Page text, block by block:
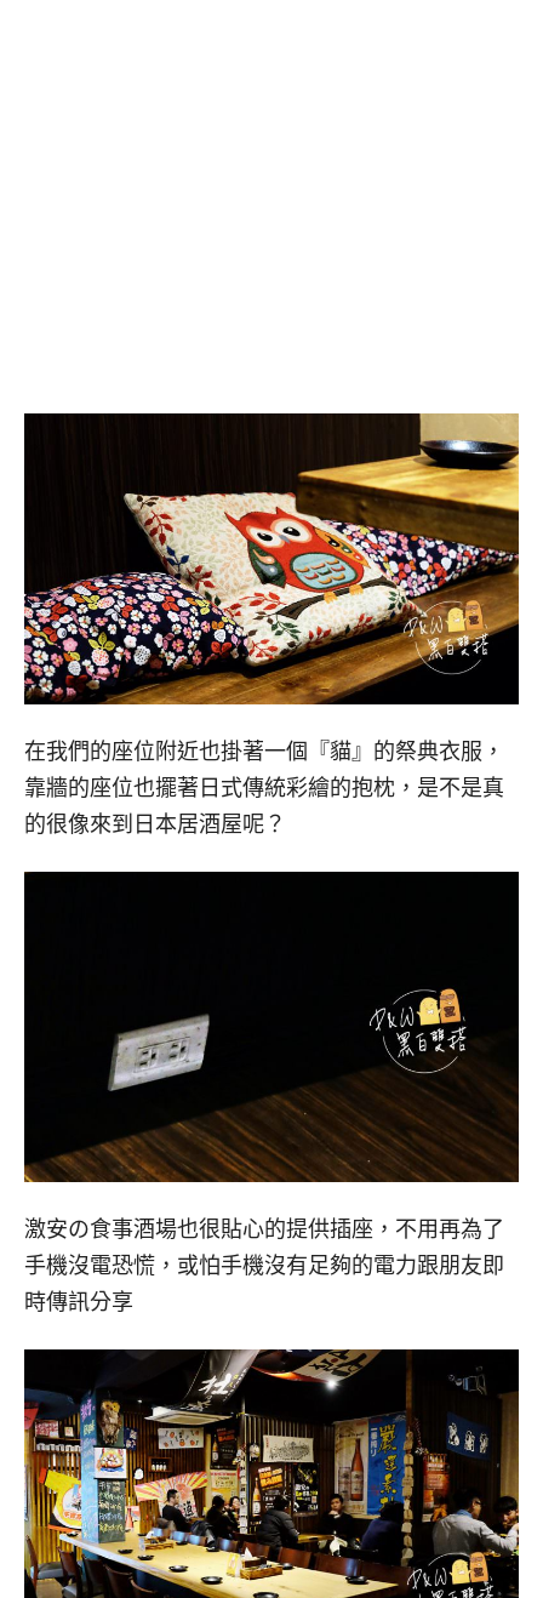
在我們的座位附近也掛著一個『貓』的祭典衣服，
靠牆的座位也擺著日式傳統彩繪的抱枕，是不是真
的很像來到日本居酒屋呢？
激安の食事酒場也很貼心的提供插座，不用再為了
手機沒電恐慌，或怕手機沒有足夠的電力跟朋友即
時傳訊分享